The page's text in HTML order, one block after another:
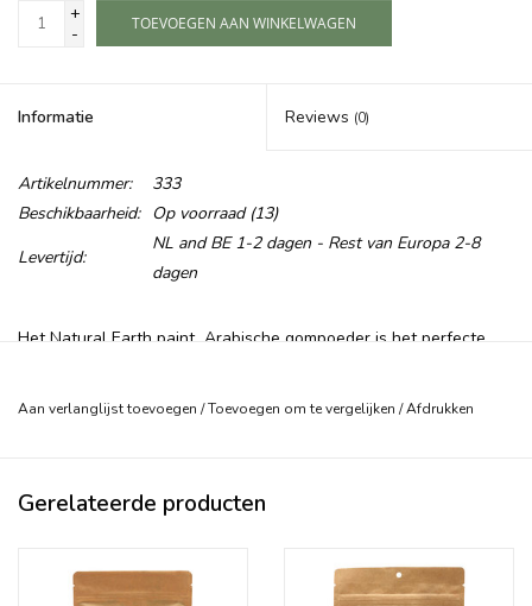
+
-
TOEVOEGEN AAN WINKELWAGEN
Informatie Reviews (0)
Artikelnummer:
333
Beschikbaarheid: Op voorraad(13)
Levertijd:
NL and BE 1-2 dagen - Rest van Europa 2-8
dagen
Het Natural Earth paint Arabische gompoeder is het perfecte
aquarellen en gouache.
Op natuurlijke wijze gemaakt van het
Aan verlanglijst toevoegen /Toevoegen om te vergelijken /Afdrukken
Gerelateerde producten